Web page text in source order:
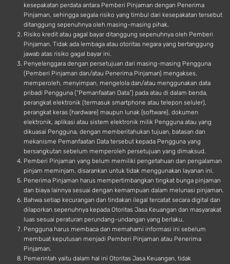
kesepakatan perdata antara Pemberi Pinjaman dengan Penerima
Pinjaman, sehingga segala risiko yang timbul dari kesepakatan tersebut
ditanggung sepenuhnya oleh masing-masing pihak.
Risiko kredit atau gagal bayar ditanggung sepenuhnya oleh Pemberi
Pinjaman. Tidak ada lembaga atau otoritas negara yang bertanggung
jawab atas risiko gagal bayar ini.
Penyelenggara dengan persetujuan dari masing-masing Pengguna
(Pemberi Pinjaman dan/atau Penerima Pinjaman) mengakses,
memperoleh, menyimpan, mengelola dan/atau menggunakan data
pribadi Pengguna (“Pemanfaatan Data”) pada atau di dalam benda,
perangkat elektronik (termasuk smartphone atau telepon seluler),
perangkat keras (hardware) maupun lunak (software), dokumen
elektronik, aplikasi atau sistem elektronik milik Pengguna atau yang
dikuasai Pengguna, dengan memberitahukan tujuan, batasan dan
mekanisme Pemanfaatan Data tersebut kepada Pengguna yang
bersangkutan sebelum memperoleh persetujuan yang dimaksud.
Pemberi Pinjaman yang belum memiliki pengetahuan dan pengalaman
pinjam meminjam, disarankan untuk tidak menggunakan layanan ini.
Penerima Pinjaman harus mempertimbangkan tingkat bunga pinjaman
dan biaya lainnya sesuai dengan kemampuan dalam melunasi pinjaman.
Bahwa setiap kecurangan dan tindakan ilegal tercatat secara digital dan
dilaporkan sepenuhnya kepada Otoritas Jasa Keuangan dan masyarakat
luas sesuai peraturan perundang-undangan yang berlaku.
Pengguna harus membaca dan memahami informasi ini sebelum
membuat keputusan menjadi Pemberi Pinjaman atau Penerima
Pinjaman.
Pemerintah yaitu dalam hal ini Otoritas Jasa Keuangan, tidak